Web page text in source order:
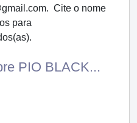
Cite o nome
para
PIO BLACK...